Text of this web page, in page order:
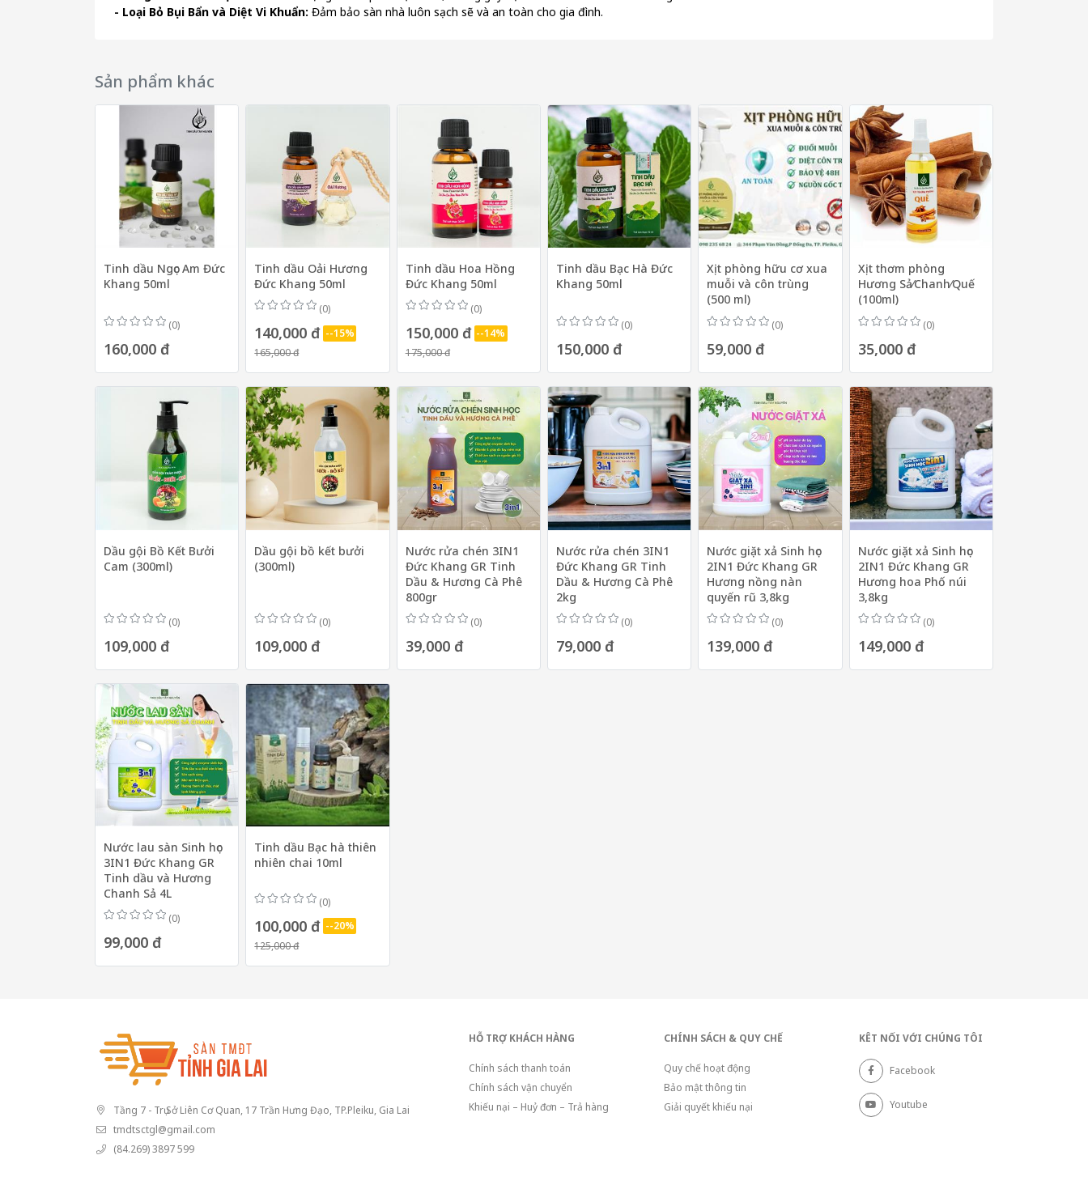
- Loại Bỏ Bụi Bẩn và Diệt Vi Khuẩn: Đảm bảo sàn nhà luôn sạch sẽ và an toàn cho gia đình.
Sản phẩm khác
Tinh dầu Ngọc Am Đức
Khang 50ml
(0)
160,000 đ
Tinh dầu Oải Hương
Đức Khang 50ml
(0)
140,000 đ --15%
165,000 đ
Tinh dầu Hoa Hồng
Đức Khang 50ml
(0)
150,000 đ --14%
175,000 đ
Tinh dầu Bạc Hà Đức
Khang 50ml
(0)
150,000 đ
Xịt phòng hữu cơ xua
muỗi và côn trùng
(500 ml)
(0)
59,000 đ
Xịt thơm phòng
Hương Sả⁄Chanh⁄Quế
(100ml)
(0)
35,000 đ
Dầu gội Bồ Kết Bưởi
Cam (300ml)
(0)
109,000 đ
Dầu gội bồ kết bưởi
(300ml)
(0)
109,000 đ
Nước rửa chén 3IN1
Đức Khang GR Tinh
Dầu & Hương Cà Phê
800gr
(0)
39,000 đ
Nước rửa chén 3IN1
Đức Khang GR Tinh
Dầu & Hương Cà Phê
2kg
(0)
79,000 đ
Nước giặt xả Sinh học
2IN1 Đức Khang GR
Hương nồng nàn
quyến rũ 3,8kg
(0)
139,000 đ
Nước giặt xả Sinh học
2IN1 Đức Khang GR
Hương hoa Phố núi
3,8kg
(0)
149,000 đ
Nước lau sàn Sinh học
3IN1 Đức Khang GR
Tinh dầu và Hương
Chanh Sả 4L
(0)
99,000 đ
Tinh dầu Bạc hà thiên
nhiên chai 10ml
(0)
100,000 đ --20%
125,000 đ
Tầng 7 - Trụ Sở Liên Cơ Quan, 17 Trần Hưng Đạo, TP.Pleiku, Gia Lai
tmdtsctgl@gmail.com
(84.269) 3897 599
HỖ TRỢ KHÁCH HÀNG
Chính sách thanh toán
Chính sách vận chuyển
Khiếu nại – Huỷ đơn – Trả hàng
CHÍNH SÁCH & QUY CHẾ
Quy chế hoạt động
Bảo mật thông tin
Giải quyết khiếu nại
KÊT NỐI VỚI CHÚNG TÔI
Facebook
Youtube